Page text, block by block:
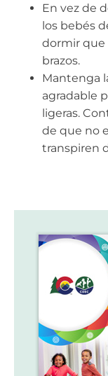
En vez de
los bebés
dormir que
brazos.
Mantenga
agradable
ligeras.
de que no
transpiren